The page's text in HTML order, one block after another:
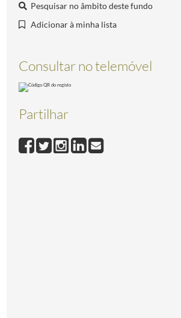
a 29 setembro de 2020
Pesquisar no âmbito deste fundo
Adicionar à minha lista
Consultar no telemóvel
Partilhar